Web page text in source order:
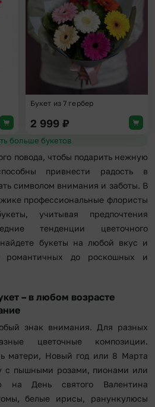
Букет из 7 гербер
2 999 ₽
Показать больше букетов
повода, чтобы подарить нежную
привнести радость в
символом внимания и заботы. В
профессиональные флористы
учитывая предпочтения
тенденции цветочного
букеты на любой вкус и
до роскошных и
– в любом возрасте
знак внимания. Для разных
цветочные композиции.
матери, Новый год или 8 Марта
с пышными розами, пионами или
на День святого Валентина
белые ирисы, ранункулюсы